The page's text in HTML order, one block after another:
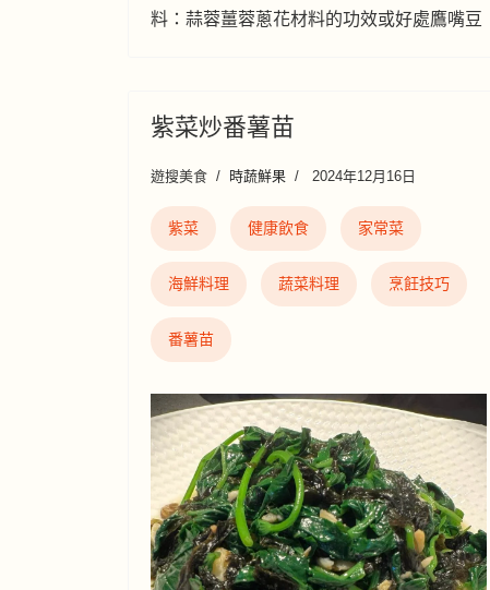
料：蒜蓉薑蓉蔥花材料的功效或好處鷹嘴豆
紫菜炒番薯苗
遊搜美食 時蔬鮮果 2024年12月16日
紫菜 健康飲食 家常菜
海鮮料理 蔬菜料理 烹飪技巧
番薯苗